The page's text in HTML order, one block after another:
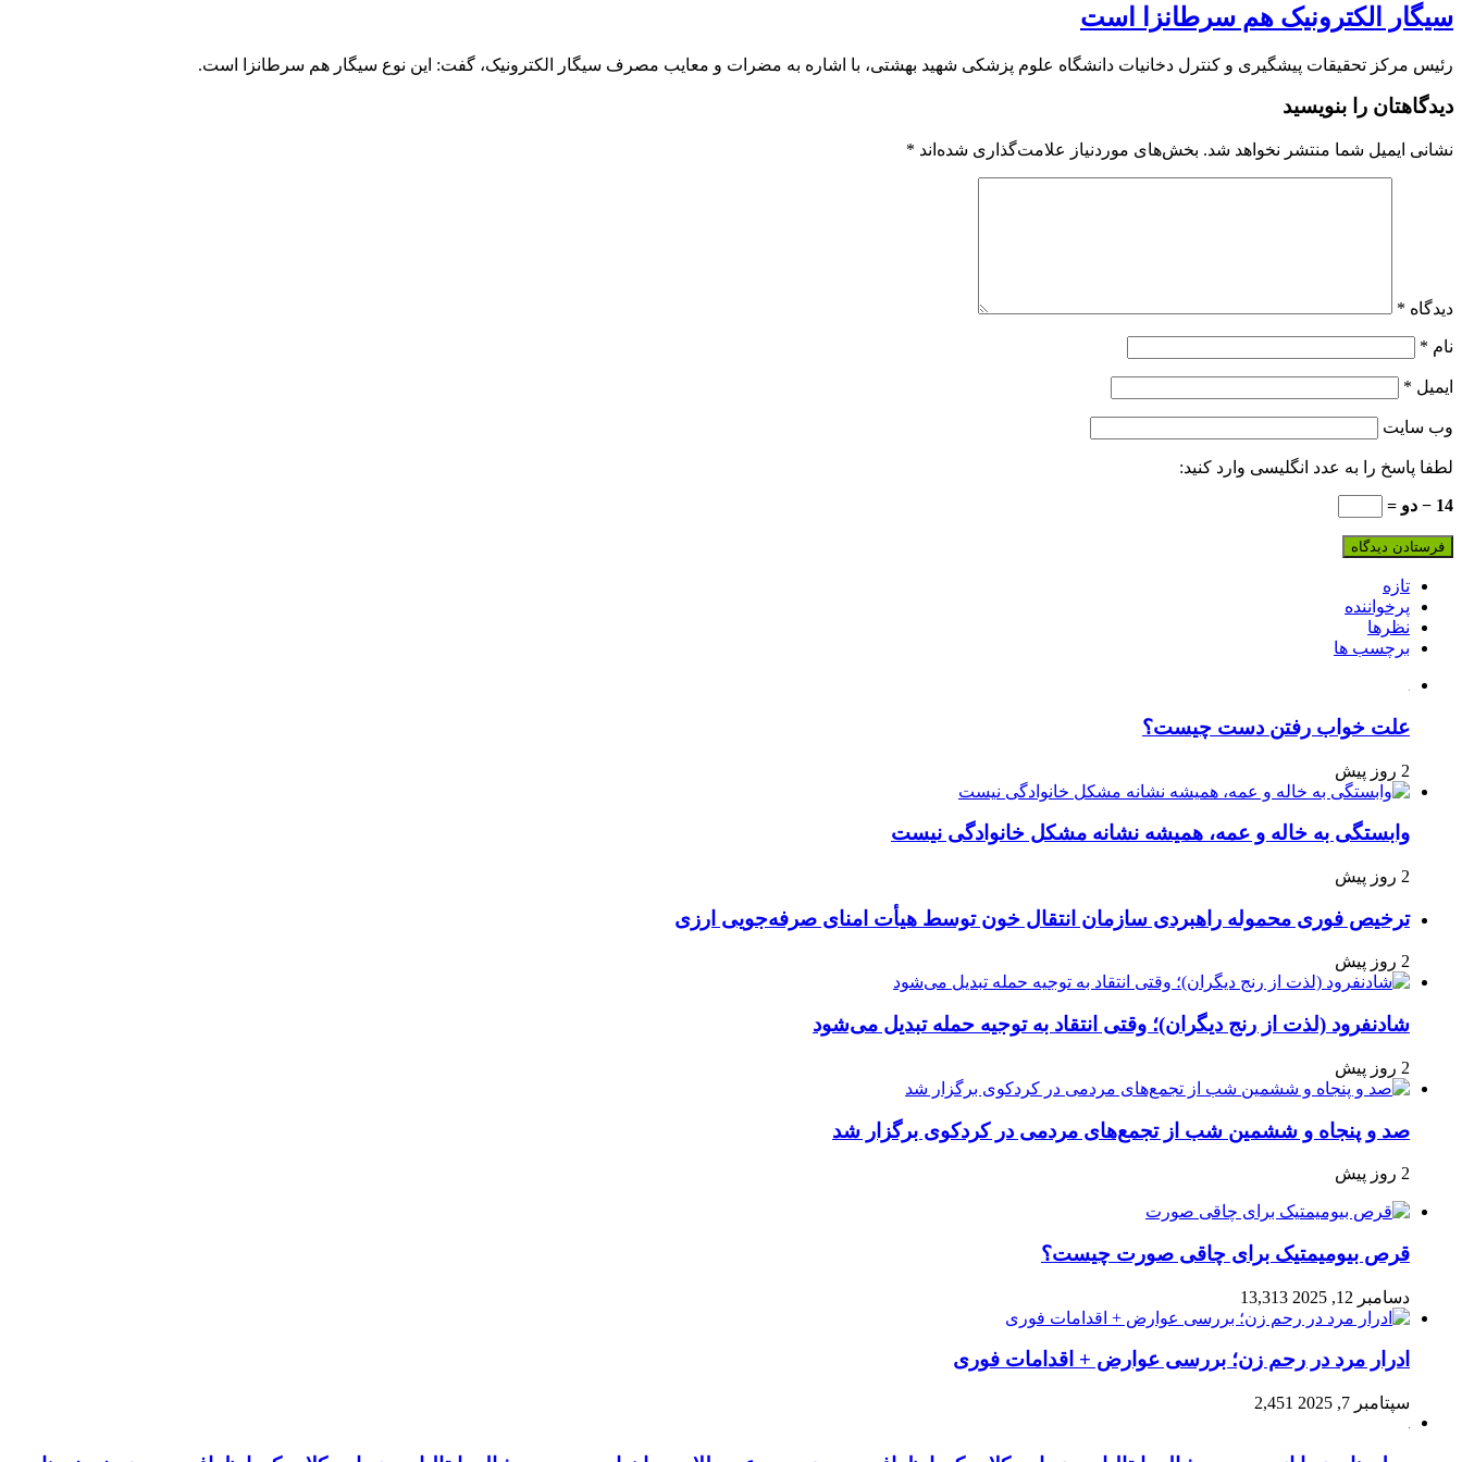
سیگار الکترونیک هم سرطانزا است
رئیس مرکز تحقیقات پیشگیری و کنترل دخانیات دانشگاه علوم پزشکی شهید بهشتی، با اشاره به مضرات و معایب مصرف سیگار الکترونیک، گفت: این نوع سیگار هم سرطانزا است.
دیدگاهتان را بنویسید
نشانی ایمیل شما منتشر نخواهد شد. بخش‌های موردنیاز علامت‌گذاری شده‌اند *
دیدگاه *
نام *
ایمیل *
وب‌ سایت
لطفا پاسخ را به عدد انگلیسی وارد کنید:
14 − دو =
تازه
پرخواننده
نظرها
برچسب ها
علت خواب رفتن دست چیست؟
2 روز پیش
وابستگی به خاله و عمه، همیشه نشانه مشکل خانوادگی نیست
2 روز پیش
ترخیص فوری محموله راهبردی سازمان انتقال خون توسط هیأت امنای صرفه‌جویی ارزی
2 روز پیش
شادنفرود (لذت از رنج دیگران)؛ وقتی انتقاد به توجیه حمله تبدیل می‌شود
2 روز پیش
صد و پنجاه‌ و ششمین شب از تجمع‌های مردمی در کردکوی برگزار شد
2 روز پیش
قرص بیومیمتیک برای چاقی صورت چیست؟
دسامبر 12, 2025 13,313
ادرار مرد در رحم زن؛ بررسی عوارض + اقدامات فوری
سپتامبر 7, 2025 2,451